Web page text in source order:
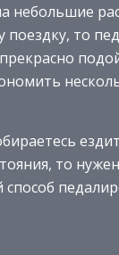
небольшие
поездку, то
то